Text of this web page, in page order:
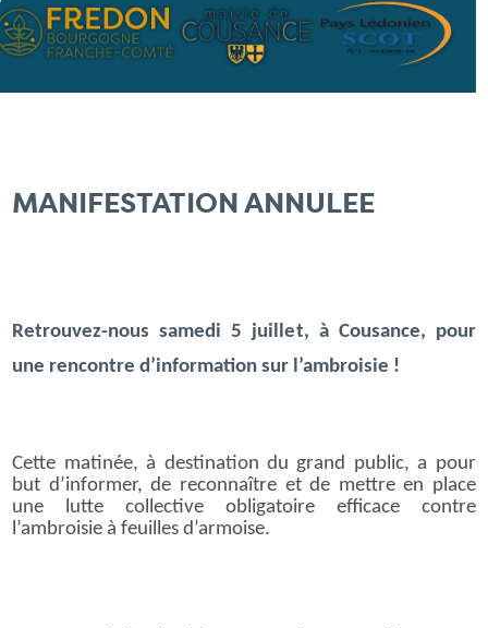
MANIFESTATION ANNULEE
Retrouvez-nous samedi 5 juillet, à Cousance, pour
une rencontre d’information sur l’ambroisie !
Cette matinée, à destination du grand public, a pour
but d’informer, de reconnaître et de mettre en place
une lutte collective obligatoire efficace contre
l’ambroisie à feuilles d’armoise.